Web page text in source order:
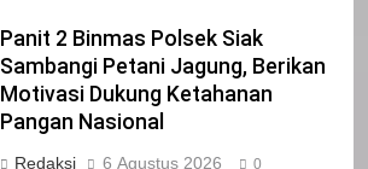
Panit 2 Binmas Polsek Siak
Sambangi Petani Jagung, Berikan
Motivasi Dukung Ketahanan
Pangan Nasional
Redaksi 6 Agustus 2026 0
IKLAN
NORMAN SILITONGA CALEG DPRD